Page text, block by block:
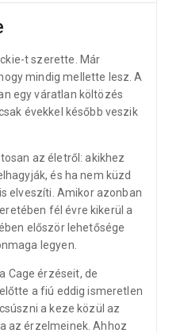
t szerette. Már
mindig mellette lesz. A
egy váratlan költözés
évekkel később veszik
az életről: akikhez
és ha nem küzd
elveszíti. Amikor azonban
fél évre kikerül a
először lehetősége
legyen.
Cage érzéseit, de
a fiú eddig ismeretlen
a keze közül az
az érzelmeinek. Ahhoz